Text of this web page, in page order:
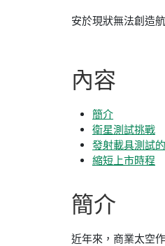
安於現狀無法創造
內容
簡介
衛星測試挑戰
發射載具測試
縮短上市時程
簡介
近年來，商業太空